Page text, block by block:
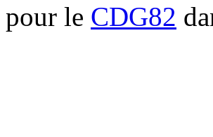
pour le CDG82